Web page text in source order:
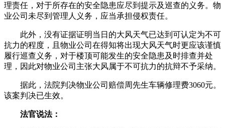
理责任，对于所存在的安全隐患应尽到提示及巡查的义务。物
业公司未尽到管理人义务，应当承担侵权责任。
此外，没有证据证明当日的大风天气已达到可认定为不可
抗力的程度，且物业公司在得知将出现大风天气时更应该谨慎
履行巡查义务，对于楼顶可能发生的安全隐患及时排查并处
理，因此对物业公司主张大风属于不可抗力的抗辩不予采纳。
据此，法院判决物业公司赔偿周先生车辆修理费3060元。
该案判决已生效。
法官说法：